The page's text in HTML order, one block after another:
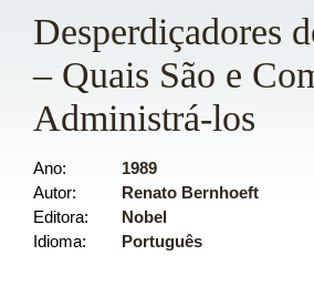
Desperdiçadores
– Quais São e
Administrá-los
Ano
1989
Autor
Renato Bernhoeft
Editora
Nobel
Idioma
Português